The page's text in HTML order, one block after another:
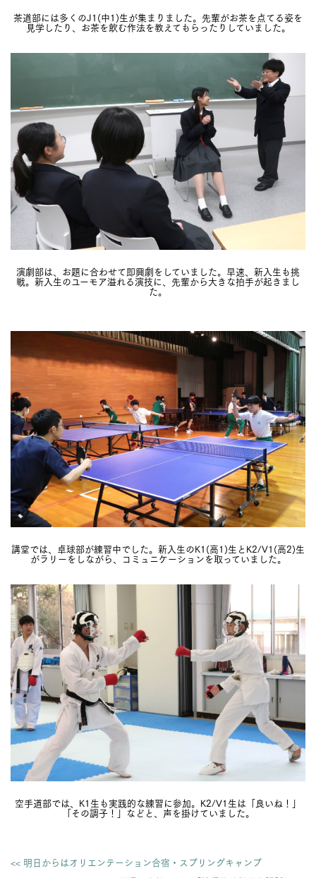
茶道部には多くのJ1(中1)生が集まりました。先輩がお茶を点てる姿を
見学したり、お茶を飲む作法を教えてもらったりしていました。
演劇部は、お題に合わせて即興劇をしていました。早速、新入生も挑
戦。新入生のユーモア溢れる演技に、先輩から大きな拍手が起きまし
た。
講堂では、卓球部が練習中でした。新入生のK1(高1)生とK2/V1(高2)生
がラリーをしながら、コミュニケーションを取っていました。
空手道部では、K1生も実践的な練習に参加。K2/V1生は「良いね！」
「その調子！」などと、声を掛けていました。
<< 明日からはオリエンテーション合宿・スプリングキャンプ